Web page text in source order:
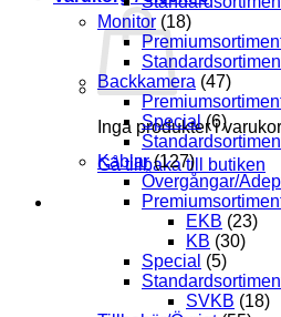
Inga produkter i
Gå tillbaka till butiken
Monitor (18)
Backkamera (47)
Special (6)
Kablar (127)
Övergångar/
EKB (23)
KB (30)
Special (5)
SVKB (18)